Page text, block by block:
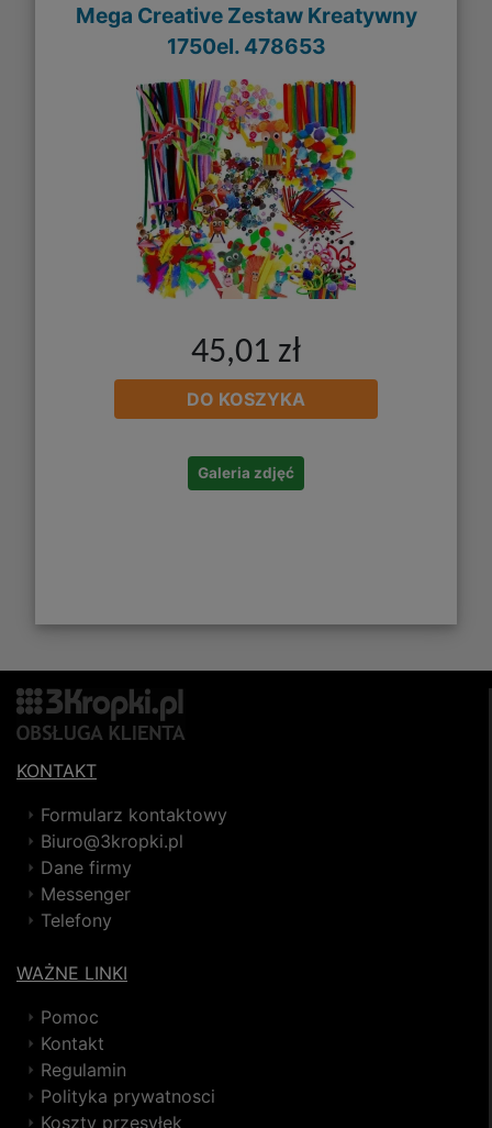
Mega Creative Zestaw Kreatywny
1750el. 478653
45,01 zł
DO KOSZYKA
Galeria zdjęć
KONTAKT
Formularz kontaktowy
Biuro@3kropki.pl
Dane firmy
Messenger
Telefony
WAŻNE LINKI
Pomoc
Kontakt
Regulamin
Polityka prywatnosci
Koszty przesyłek